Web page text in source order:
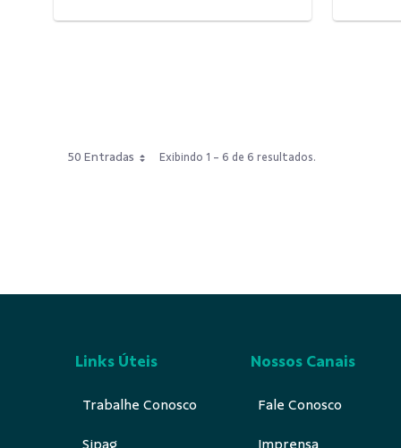
50 Entradas Exibindo 1 - 6 de 6 resultados.
Links Úteis
Trabalhe Conosco
Sipag
Nossos Canais
Fale Conosco
Imprensa